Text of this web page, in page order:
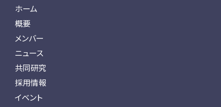
ホーム
概要
メンバー
ニュース
共同研究
採用情報
イベント